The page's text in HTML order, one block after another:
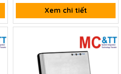
Xem chi tiết